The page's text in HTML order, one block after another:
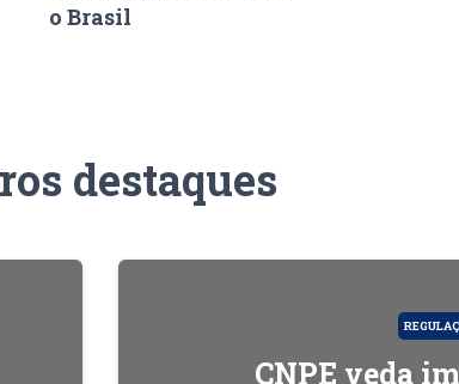
o Brasil
destaques
CNPE veda